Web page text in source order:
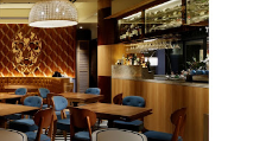
Tequila Market